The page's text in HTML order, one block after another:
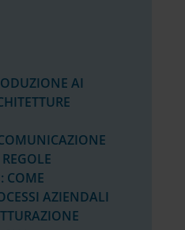
AI
COME
AZIENDALI